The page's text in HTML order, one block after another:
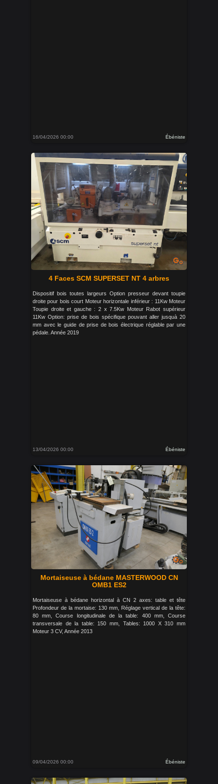
16/04/2026 00:00 Ébéniste
4 Faces SCM SUPERSET NT 4 arbres
Dispositif bois toutes largeurs Option presseur devant toupie
droite pour bois court Moteur horizontale inférieur : 11Kw Moteur
Toupie droite et gauche : 2 x 7.5Kw Moteur Rabot supérieur
11Kw Option: prise de bois spécifique pouvant aller jusquà 20
mm avec le guide de prise de bois électrique réglable par une
pédale. Année 2019
13/04/2026 00:00 Ébéniste
Mortaiseuse à bédane MASTERWOOD CN
OMB1 ES2
Mortaiseuse à bédane horizontal à CN 2 axes: table et tête
Profondeur de la mortaise: 130 mm, Réglage vertical de la tête:
80 mm, Course longitudinale de la table: 400 mm, Course
transversale de la table: 150 mm, Tables: 1000 X 310 mm
Moteur 3 CV, Année 2013
09/04/2026 00:00 Ébéniste